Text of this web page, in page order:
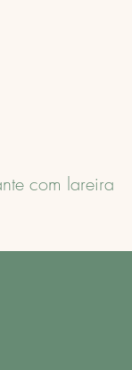
com lareira